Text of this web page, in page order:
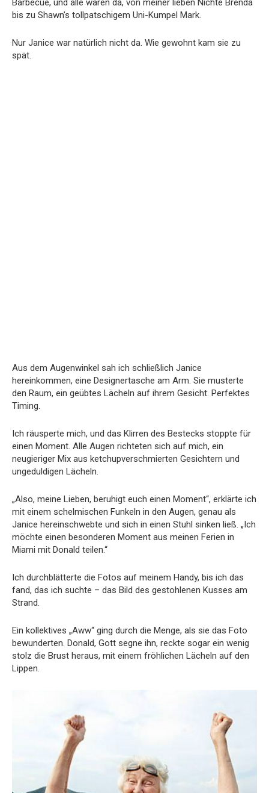
Barbecue, und alle waren da, von meiner lieben Nichte Brenda
bis zu Shawn’s tollpatschigem Uni-Kumpel Mark.
Nur Janice war natürlich nicht da. Wie gewohnt kam sie zu
spät.
Aus dem Augenwinkel sah ich schließlich Janice
hereinkommen, eine Designertasche am Arm. Sie musterte
den Raum, ein geübtes Lächeln auf ihrem Gesicht. Perfektes
Timing.
Ich räusperte mich, und das Klirren des Bestecks stoppte für
einen Moment. Alle Augen richteten sich auf mich, ein
neugieriger Mix aus ketchupverschmierten Gesichtern und
ungeduldigen Lächeln.
„Also, meine Lieben, beruhigt euch einen Moment“, erklärte ich
mit einem schelmischen Funkeln in den Augen, genau als
Janice hereinschwebte und sich in einen Stuhl sinken ließ. „Ich
möchte einen besonderen Moment aus meinen Ferien in
Miami mit Donald teilen.“
Ich durchblätterte die Fotos auf meinem Handy, bis ich das
fand, das ich suchte – das Bild des gestohlenen Kusses am
Strand.
Ein kollektives „Aww“ ging durch die Menge, als sie das Foto
bewunderten. Donald, Gott segne ihn, reckte sogar ein wenig
stolz die Brust heraus, mit einem fröhlichen Lächeln auf den
Lippen.